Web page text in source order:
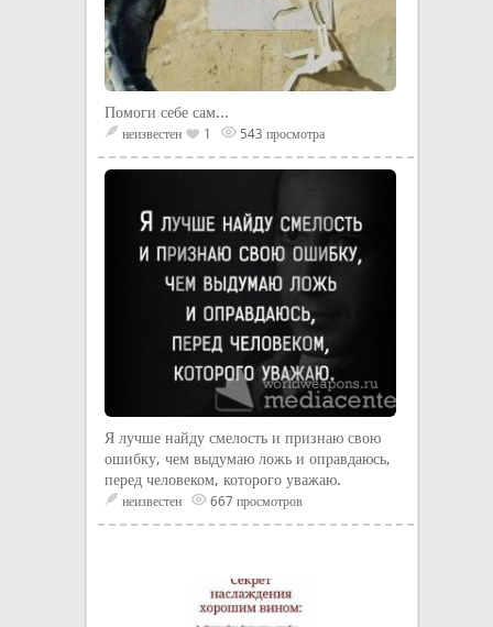
Помоги себе сам...
неизвестен 1 543 просмотра
Я лучше найду смелость и признаю свою
ошибку, чем выдумаю ложь и оправдаюсь,
перед человеком, которого уважаю.
неизвестен 667 просмотров